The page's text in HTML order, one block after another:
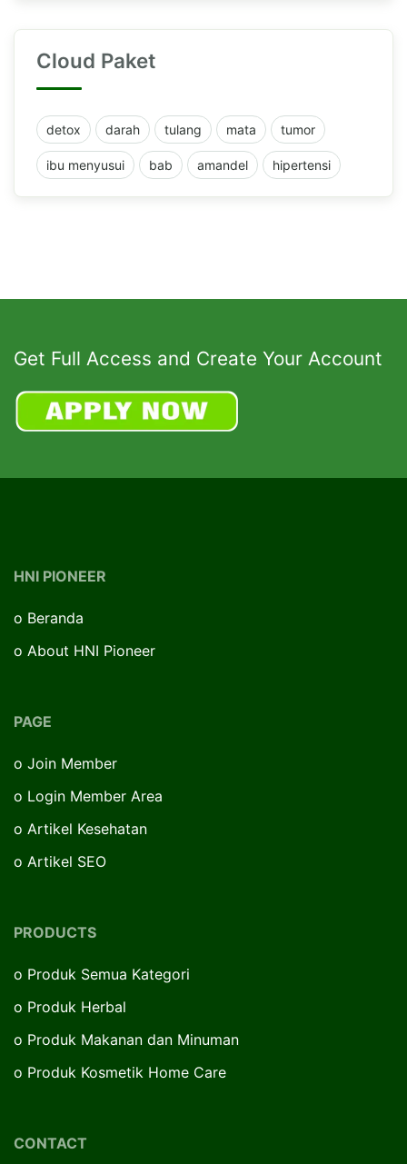
Cloud Paket
detox darah tulang mata tumor
ibu menyusui bab amandel hipertensi
Get Full Access and Create Your Account
HNI PIONEER
o Beranda
o About HNI Pioneer
PAGE
o Join Member
o Login Member Area
o Artikel Kesehatan
o Artikel SEO
PRODUCTS
o Produk Semua Kategori
o Produk Herbal
o Produk Makanan dan Minuman
o Produk Kosmetik Home Care
CONTACT